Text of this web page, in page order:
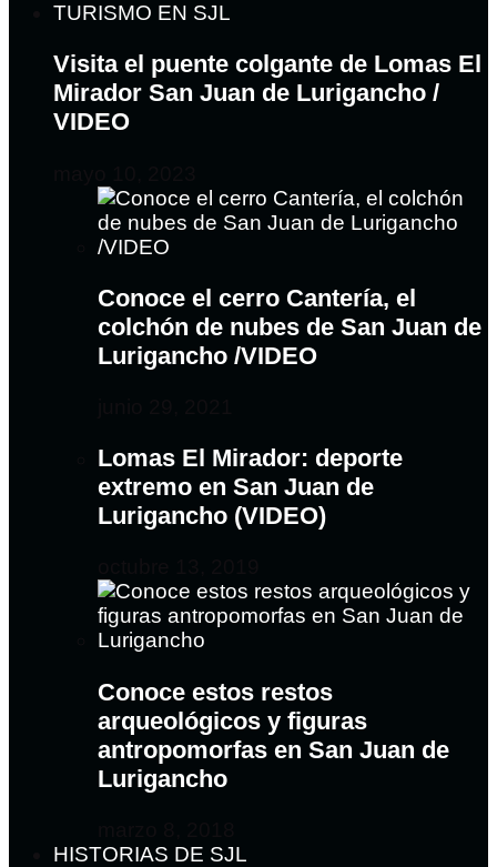
TURISMO EN SJL
Visita el puente colgante de Lomas El
Mirador San Juan de Lurigancho /
VIDEO
Conoce el cerro Cantería, el
colchón de nubes de San Juan de
Lurigancho /VIDEO
Lomas El Mirador: deporte
extremo en San Juan de
Lurigancho (VIDEO)
Conoce estos restos
arqueológicos y figuras
antropomorfas en San Juan de
Lurigancho
HISTORIAS DE SJL